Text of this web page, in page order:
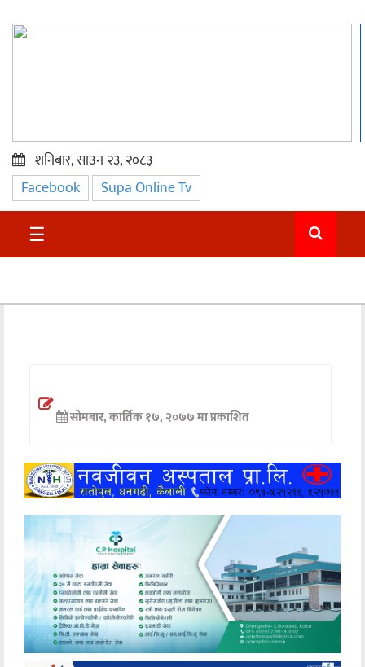
प्रमुख
समाचार
सुदुर
अन्तर्वार्ता
खेलकुद
मनोरञ्जन
अन्य
शनिबार, साउन २३, २०८३
Facebook Supa Online Tv
☰
सोमबार, कार्तिक १७, २०७७ मा प्रकाशित